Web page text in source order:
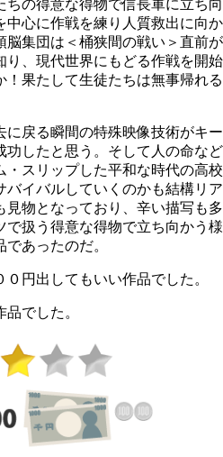
の得意な得物で信長軍に立ち向
中心に作戦を練り人質救出に向か
脳集団は＜桶狭間の戦い＞直前が
り、現代世界にもどる作戦を開始
果たして生徒たちは無事帰れる
に戻る瞬間の特殊映像技術がキー
功したと思う。そして人の命など
・スリップした平和な時代の高校
バイバルしていくのかも結構リア
見物となっており、辛い描写も多
で扱う得意な得物で立ち向かう様
あったのだ。
円出してもいい作品でした。
でした。